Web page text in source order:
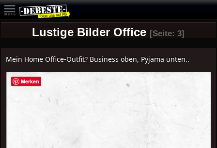
Lustige Bilder Office [Seite: 3]
Mein Home Office-Outfit? Business oben, Pyjama unten..
Merken